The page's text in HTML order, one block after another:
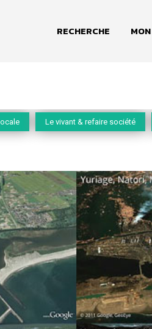
RECHERCHE
Le vivant & refaire société